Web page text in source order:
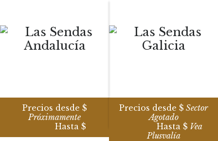
Precios desde $
Próximamente
Hasta $
Precios desde $ Sector
Agotado
Hasta $ Vea
Plusvalía